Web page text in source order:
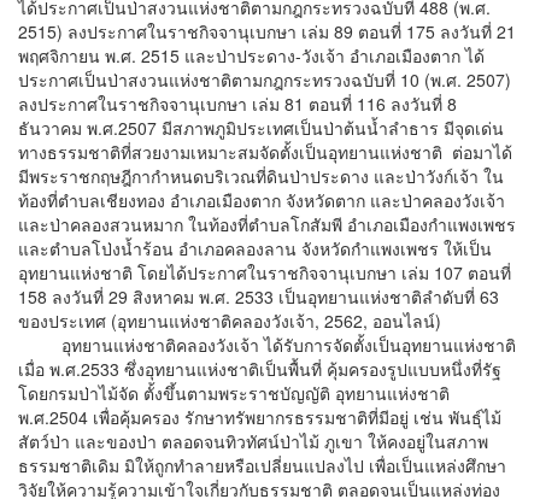
ได้ประกาศเป็นป่าสงวนแห่งชาติตามกฎกระทรวงฉบับที่ 488 (พ.ศ.
2515) ลงประกาศในราชกิจจานุเบกษา เล่ม 89 ตอนที่ 175 ลงวันที่ 21
พฤศจิกายน พ.ศ. 2515 และป่าประดาง-วังเจ้า อำเภอเมืองตาก ได้
ประกาศเป็นป่าสงวนแห่งชาติตามกฎกระทรวงฉบับที่ 10 (พ.ศ. 2507)
ลงประกาศในราชกิจจานุเบกษา เล่ม 81 ตอนที่ 116 ลงวันที่ 8
ธันวาคม พ.ศ.2507 มีสภาพภูมิประเทศเป็นป่าต้นน้ำลำธาร มีจุดเด่น
ทางธรรมชาติที่สวยงามเหมาะสมจัดตั้งเป็นอุทยานแห่งชาติ ต่อมาได้
มีพระราชกฤษฎีกากำหนดบริเวณที่ดินป่าประดาง และป่าวังก์เจ้า ใน
ท้องที่ตำบลเชียงทอง อำเภอเมืองตาก จังหวัดตาก และป่าคลองวังเจ้า
และป่าคลองสวนหมาก ในท้องที่ตำบลโกสัมพี อำเภอเมืองกำแพงเพชร
และตำบลโป่งน้ำร้อน อำเภอคลองลาน จังหวัดกำแพงเพชร ให้เป็น
อุทยานแห่งชาติ โดยได้ประกาศในราชกิจจานุเบกษา เล่ม 107 ตอนที่
158 ลงวันที่ 29 สิงหาคม พ.ศ. 2533 เป็นอุทยานแห่งชาติลำดับที่ 63
ของประเทศ (อุทยานแห่งชาติคลองวังเจ้า, 2562, ออนไลน์)
อุทยานแห่งชาติคลองวังเจ้า ได้รับการจัดตั้งเป็นอุทยานแห่งชาติ
เมื่อ พ.ศ.2533 ซึ่งอุทยานแห่งชาติเป็นพื้นที่ คุ้มครองรูปแบบหนึ่งที่รัฐ
โดยกรมป่าไม้จัด ตั้งขึ้นตามพระราชบัญญัติ อุทยานแห่งชาติ
พ.ศ.2504 เพื่อคุ้มครอง รักษาทรัพยากรธรรมชาติที่มีอยู่ เช่น พันธุ์ไม้
สัตว์ป่า และของป่า ตลอดจนทิวทัศน์ป่าไม้ ภูเขา ให้คงอยู่ในสภาพ
ธรรมชาติเดิม มิให้ถูกทำลายหรือเปลี่ยนแปลงไป เพื่อเป็นแหล่งศึกษา
วิจัยให้ความรู้ความเข้าใจเกี่ยวกับธรรมชาติ ตลอดจนเป็นแหล่งท่อง